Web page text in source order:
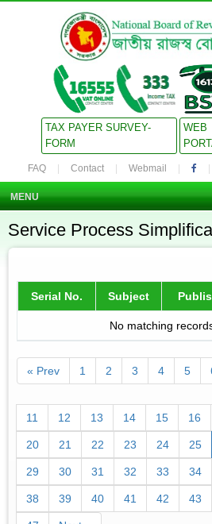
TAX PAYER SURVEY-
FORM
WEB
FAQ Contact Webmail
MENU
Service Process
Serial No. Subject
No matching
« Prev 1 2 3 4 5
11 12 13 14 15 16
20 21 22 23 24 25
29 30 31 32 33 34
38 39 40 41 42 43